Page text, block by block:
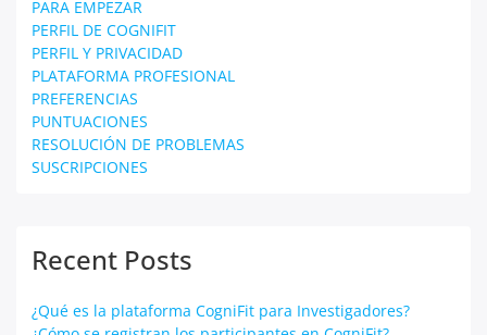
PARA EMPEZAR
PERFIL DE COGNIFIT
PERFIL Y PRIVACIDAD
PLATAFORMA PROFESIONAL
PREFERENCIAS
PUNTUACIONES
RESOLUCIÓN DE PROBLEMAS
SUSCRIPCIONES
Recent Posts
¿Qué es la plataforma CogniFit para Investigadores?